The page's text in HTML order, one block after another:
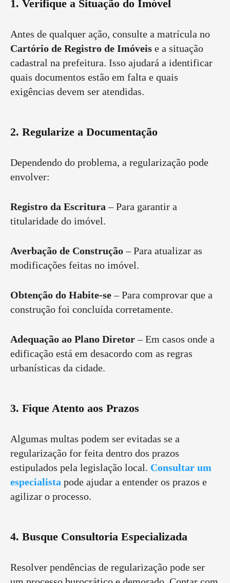
1. Verifique a Situação do Imóvel
Antes de qualquer ação, consulte a matrícula no
Cartório de Registro de Imóveis e a situação
cadastral na prefeitura. Isso ajudará a identificar
quais documentos estão em falta e quais
exigências devem ser atendidas.
2. Regularize a Documentação
Dependendo do problema, a regularização pode
envolver:
Registro da Escritura – Para garantir a
titularidade do imóvel.
Averbação de Construção– Para atualizar as
modificações feitas no imóvel.
Obtenção do Habite-se– Para comprovar que a
construção foi concluída corretamente.
Adequação ao Plano Diretor– Em casos onde a
edificação está em desacordo com as regras
urbanísticas da cidade.
3. Fique Atento aos Prazos
Algumas multas podem ser evitadas se a
regularização for feita dentro dos prazos
estipulados pela legislação local. Consultar um
especialista pode ajudar a entender os prazos e
agilizar o processo.
4. Busque Consultoria Especializada
Resolver pendências de regularização pode ser